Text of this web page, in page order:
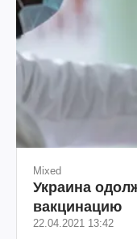
Mixed
Украина
вакцинацию
22.04.2021 13:42